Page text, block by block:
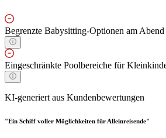
Begrenzte Babysitting-Optionen am Abend
Eingeschränkte Poolbereiche für
KI-generiert aus Kundenbewertungen
"Ein Schiff voller Möglichkeiten für Alleinreisende"